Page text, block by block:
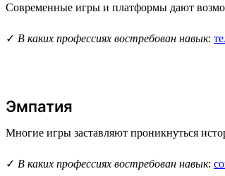
Современные игры и платформы дают
✓ В каких профессиях востребован навык:
Эмпатия
Многие игры заставляют проникнуться
✓ В каких профессиях востребован навык: